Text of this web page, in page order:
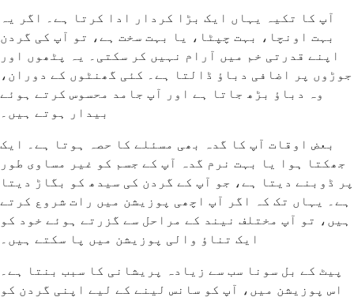
آپ کا تکیہ یہاں ایک بڑا کردار ادا کرتا ہے۔ اگر یہ
بہت اونچا، بہت چپٹا، یا بہت سخت ہے، تو آپ کی گردن
اپنے قدرتی خم میں آرام نہیں کر سکتی۔ یہ پٹھوں اور
جوڑوں پر اضافی دباؤ ڈالتا ہے۔ کئی گھنٹوں کے دوران،
وہ دباؤ بڑھ جاتا ہے اور آپ جامد محسوس کرتے ہوئے
بیدار ہوتے ہیں۔
بعض اوقات آپ کا گدہ بھی مسئلے کا حصہ ہوتا ہے۔ ایک
جھکتا ہوا یا بہت نرم گدہ آپ کے جسم کو غیر مساوی طور
پر ڈوبنے دیتا ہے، جو آپ کے گردن کی سیدھ کو بگاڑ دیتا
ہے۔ یہاں تک کہ اگر آپ اچھی پوزیشن میں رات شروع کرتے
ہیں، تو آپ مختلف نیند کے مراحل سے گزرتے ہوئے خود کو
ایک تناؤ والی پوزیشن میں پا سکتے ہیں۔
پیٹ کے بل سونا سب سے زیادہ پریشانی کا سبب بنتا ہے۔
اس پوزیشن میں، آپ کو سانس لینے کے لیے اپنی گردن کو